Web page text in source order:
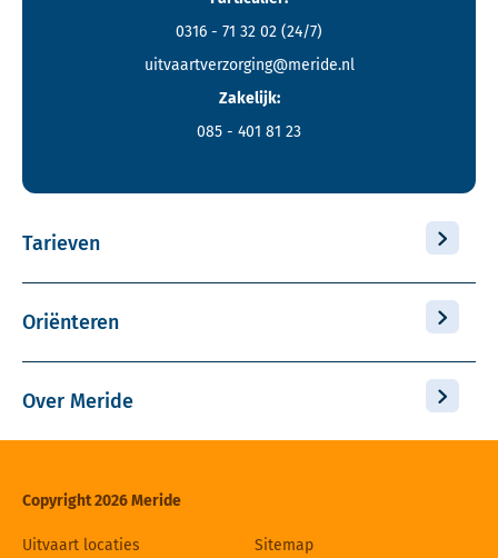
0316 - 71 32 02 (24/7)
uitvaartverzorging@meride.nl
Zakelijk:
085 - 401 81 23
Tarieven
Oriënteren
Over Meride
Copyright 2026 Meride
Uitvaart locaties Sitemap